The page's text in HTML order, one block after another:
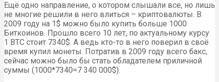
Ещё одно направление, о котором слышали все, но лишь
не многие решили в него влиться – криптовалюты. В
2009 году на 1$ можно было купить больше 1000
Биткоинов. Прошло всего 10 лет, по актуальному курсу
1 BTC стоит 7340$. А ведь кто-то в него поверил в своё
время купил монеты. Потратив в 2009 году всего бакс,
сейчас можно было бы стать обладателем приличной
суммы (1000*7340=7 340 000$).